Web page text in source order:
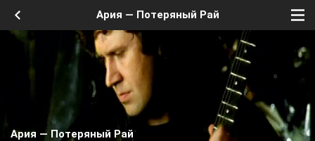
Ария — Потеряный Рай
Ария — Потеряный Рай